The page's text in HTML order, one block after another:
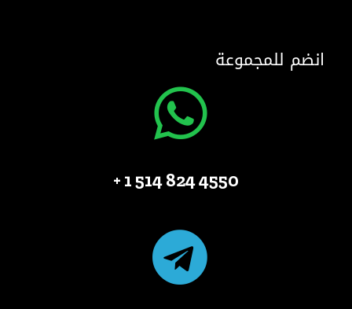
انضم للمجموعة
4550 824 514 1 +